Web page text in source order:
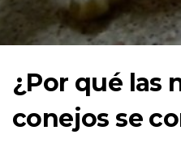
¿Por qué las
conejos se